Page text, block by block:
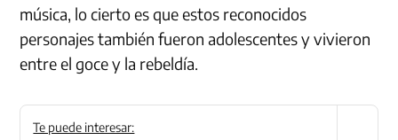
música, lo cierto es que estos reconocidos
personajes también fueron adolescentes y vivieron
entre el goce y la rebeldía.
Te puede interesar: